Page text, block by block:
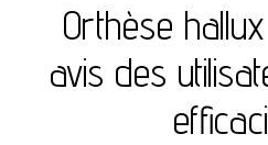
Orthèse
avis des